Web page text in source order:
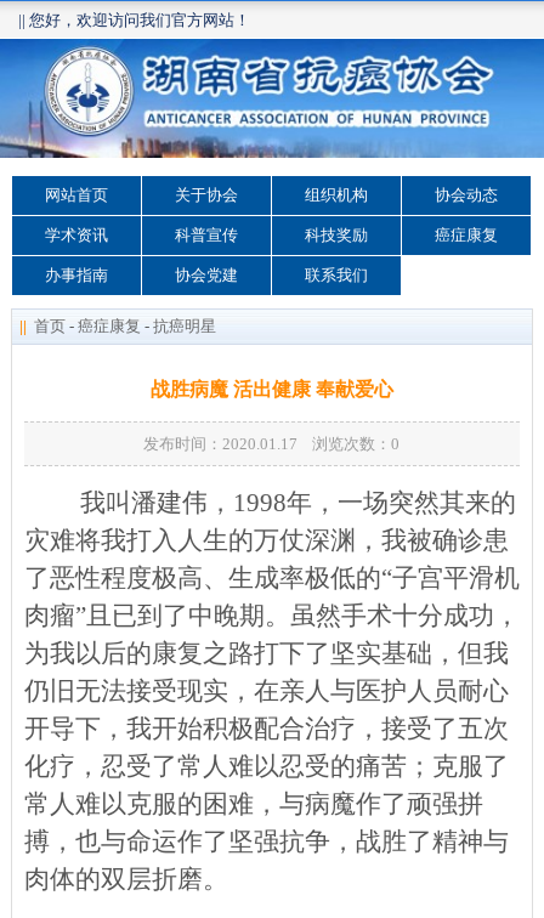
|| 您好，欢迎访问我们官方网站！
网站首页 关于协会 组织机构 协会动态
学术资讯 科普宣传 科技奖励 癌症康复
办事指南 协会党建 联系我们
|| 首页 - 癌症康复 - 抗癌明星
战胜病魔 活出健康 奉献爱心
发布时间：2020.01.17 浏览次数：0
我叫潘建伟，1998年，一场突然其来的
灾难将我打入人生的万仗深渊，我被确诊患
了恶性程度极高、生成率极低的“子宫平滑机
肉瘤”且已到了中晚期。虽然手术十分成功，
为我以后的康复之路打下了坚实基础，但我
仍旧无法接受现实，在亲人与医护人员耐心
开导下，我开始积极配合治疗，接受了五次
化疗，忍受了常人难以忍受的痛苦；克服了
常人难以克服的困难，与病魔作了顽强拼
搏，也与命运作了坚强抗争，战胜了精神与
肉体的双层折磨。